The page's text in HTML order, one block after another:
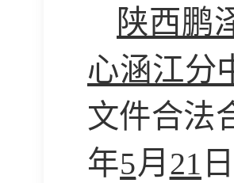
陕西鹏
心涵江分
文件合法
年5月 21 日